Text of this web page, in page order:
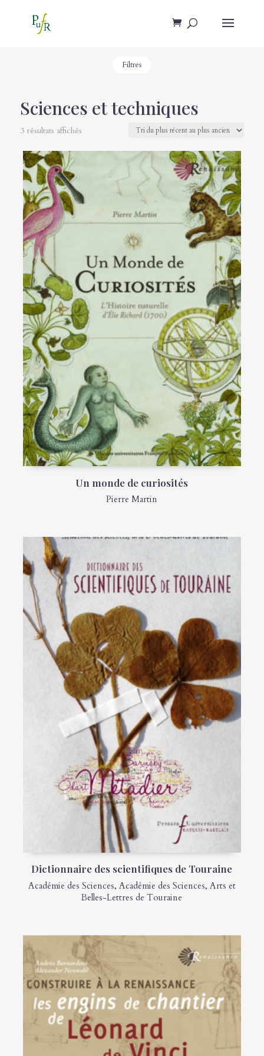
Filtres
Sciences et techniques
3 résultats affichés
Un monde de curiosités
Pierre Martin
Dictionnaire des scientifiques de Touraine
Académie des Sciences, Académie des Sciences, Arts et
Belles-Lettres de Touraine